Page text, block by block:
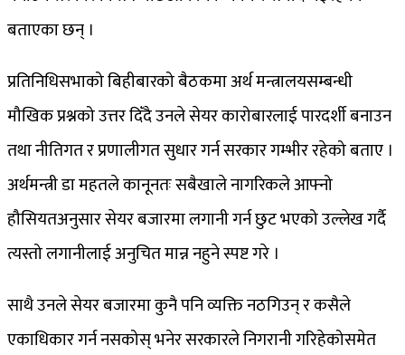
बताएका छन् ।
प्रतिनिधिसभाको बिहीबारको बैठकमा अर्थ मन्त्रालयसम्बन्धी
मौखिक प्रश्नको उत्तर दिँदै उनले सेयर कारोबारलाई पारदर्शी बनाउन
तथा नीतिगत र प्रणालीगत सुधार गर्न सरकार गम्भीर रहेको बताए ।
अर्थमन्त्री डा महतले कानूनतः सबैखाले नागरिकले आफ्नो
हौसियतअनुसार सेयर बजारमा लगानी गर्न छुट भएको उल्लेख गर्दै
त्यस्तो लगानीलाई अनुचित मान्न नहुने स्पष्ट गरे ।
साथै उनले सेयर बजारमा कुनै पनि व्यक्ति नठगिउन् र कसैले
एकाधिकार गर्न नसकोस् भनेर सरकारले निगरानी गरिहेकोसमेत